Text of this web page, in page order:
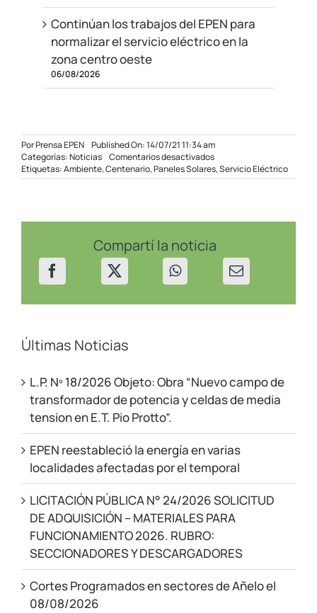
Continúan los trabajos del EPEN para
normalizar el servicio eléctrico en la
zona centro oeste
06/08/2026
PorPrensa EPEN Published On: 14/07/21 11:34 am
Categorías:Noticias Comentarios desactivadosen
Se
instalan
de
Centenario
Etiquetas:Ambiente,Centenario,Paneles Solares,Servicio Eléctrico
Compartí la noticia
Últimas Noticias
L.P. Nº 18/2026 Objeto: Obra “Nuevo campo de
transformador de potencia y celdas de media
tension en E.T. Pio Protto”.
EPEN reestableció la energía en varias
localidades afectadas por el temporal
LICITACIÓN PÚBLICA N° 24/2026 SOLICITUD
DE ADQUISICIÓN – MATERIALES PARA
FUNCIONAMIENTO 2026. RUBRO:
SECCIONADORES Y DESCARGADORES
Cortes Programados en sectores de Añelo el
08/08/2026